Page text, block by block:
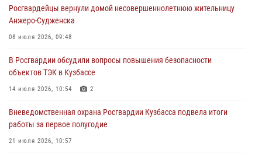
05 августа 2026, 09:30
Росгвардейцы задержали участника драки, причинившего побои
05 августа 2026, 08:50
Росгвардейцы пресекли нарушение общественного порядка на
05 августа 2026, 08:10
Росгвардейцы в Юрге пресекли попытку проникновения на
Росгвардейцы вернули домой несовершеннолетнюю жительницу
Анжеро-Судженска
08 июля 2026, 09:48
В Росгвардии обсудили вопросы повышения безопасности
объектов ТЭК в Кузбассе
14 июля 2026, 10:54 2
Вневедомственная охрана Росгвардии Кузбасса подвела итоги
работы за первое полугодие
21 июля 2026, 10:57